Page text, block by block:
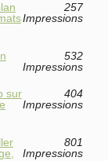
257
Impressions
532
Impressions
sur
404
Impressions
801
Impressions